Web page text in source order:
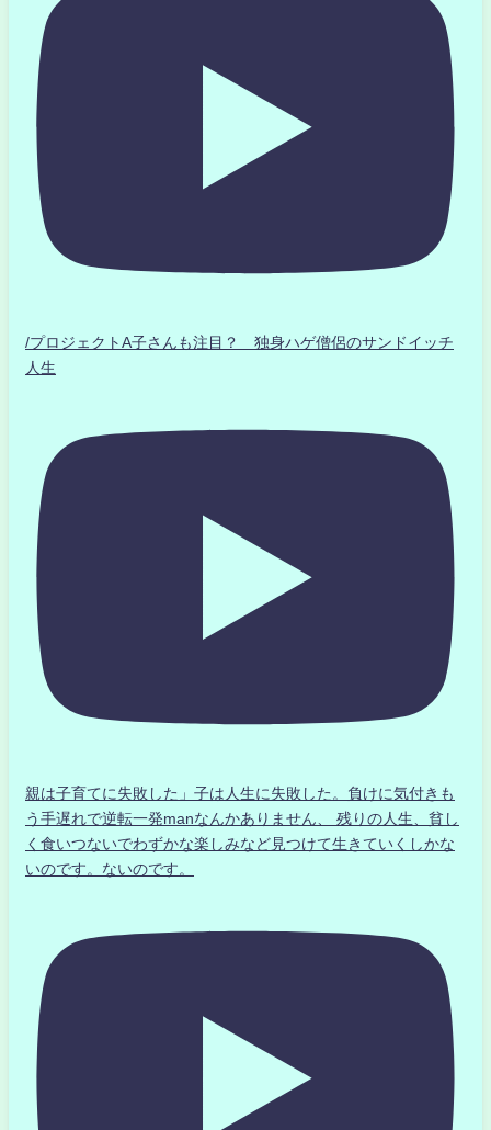
/プロジェクトA子さんも注目？ 独身ハゲ僧侶のサンドイッチ
人生
親は子育てに失敗した」子は人生に失敗した。負けに気付きも
う手遅れで逆転一発manなんかありません、 残りの人生、貧し
く食いつないでわずかな楽しみなど見つけて生きていくしかな
いのです。ないのです。